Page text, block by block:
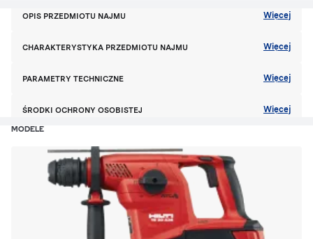
OPIS PRZEDMIOTU NAJMU Więcej
CHARAKTERYSTYKA PRZEDMIOTU NAJMU Więcej
PARAMETRY TECHNICZNE Więcej
ŚRODKI OCHRONY OSOBISTEJ Więcej
MODELE